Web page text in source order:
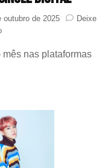
outubro de 2025
Deixe
em
(EXO)
seu
novo
single
digital
nas plataformas